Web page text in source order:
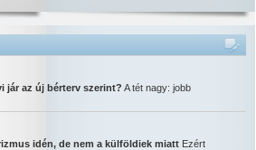
jár az új bérterv szerint? A tét nagy: jobb
idén, de nem a külföldiek miatt Ezért